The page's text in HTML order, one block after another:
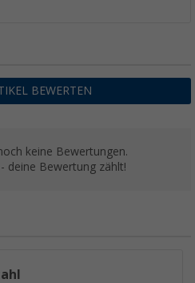
BEWERTEN
keine Bewertungen.
deine Bewertung zählt!